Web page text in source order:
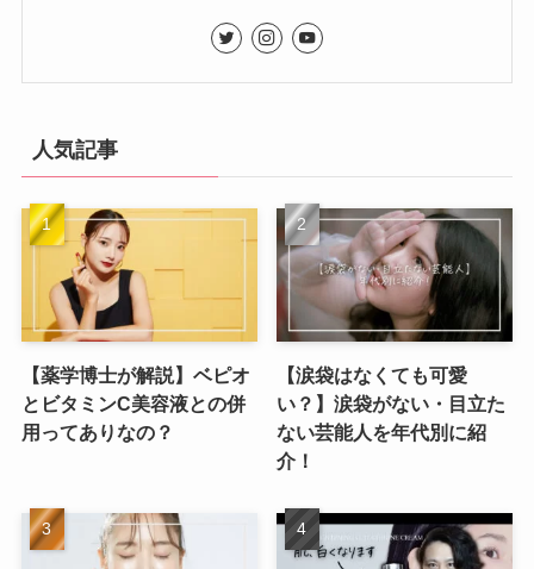
人気記事
【薬学博士が解説】ベピオ
とビタミンC美容液との併
用ってありなの？
【涙袋はなくても可愛
い？】涙袋がない・目立た
ない芸能人を年代別に紹
介！